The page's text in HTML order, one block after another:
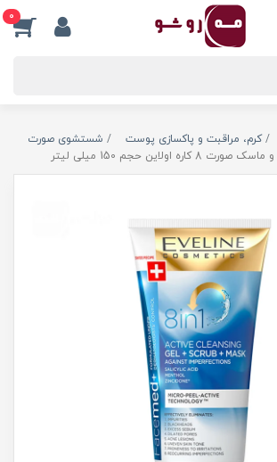
0
کرم، مراقبت و پاکسازی پوست
شستشوی صورت
حجم 150 میلی لیتر